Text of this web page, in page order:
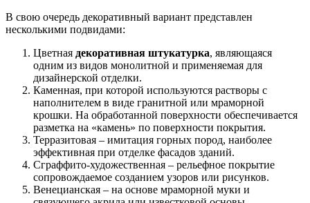
В свою очередь декоративный вариант представлен
несколькими подвидами:
Цветная декоративная штукатурка, являющаяся
одним из видов монолитной и применяемая для
дизайнерской отделки.
Каменная, при которой используются растворы с
наполнителем в виде гранитной или мраморной
крошки. На обработанной поверхности обеспечивается
разметка на «камень» по поверхности покрытия.
Терразитовая – имитация горных пород, наиболее
эффективная при отделке фасадов зданий.
Сграффито-художественная – рельефное покрытие
сопровождаемое созданием узоров или рисунков.
Венецианская – на основе мраморной муки и